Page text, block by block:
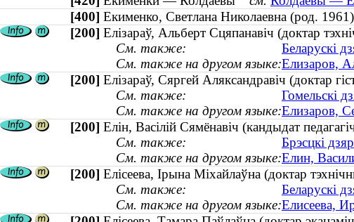
[400] Екименко, Светлана Николаевна (род.
[200] Елізараў, Альберт Сцяпанавіч (доктар
См. также:
Беларускі
См. также на другом языке:Елизаров,
[200] Елізараў, Сяргей Аляксандравіч (доктар
См. также:
Гомельскі
См. также на другом языке:Елизаров,
[200] Елін, Васілій Сямёнавіч (кандыдат
См. также:
Брэсцкі
См. также на другом языке:Елин,
[200] Елісеева, Ірына Міхайлаўна (доктар
См. также:
Беларускі
См. также на другом языке:Елисеева,